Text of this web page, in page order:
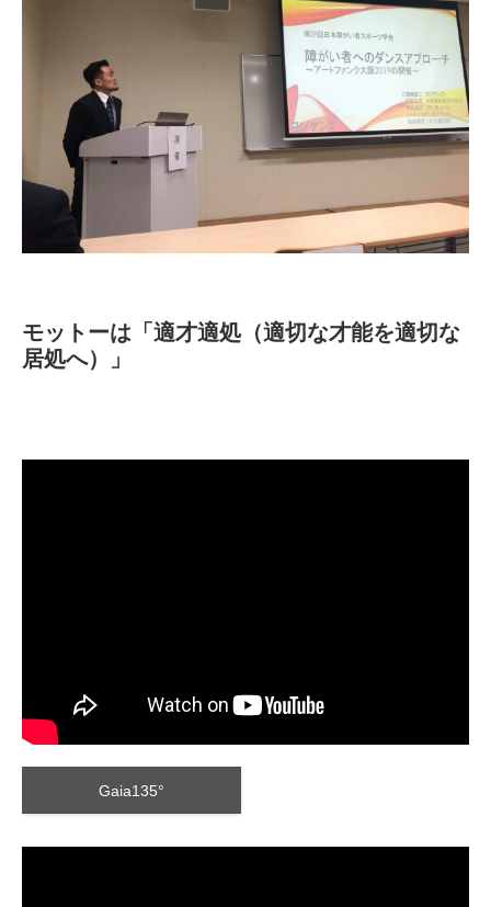
モットーは「適才適処（適切な才能を適切な
居処へ）」
Gaia135°